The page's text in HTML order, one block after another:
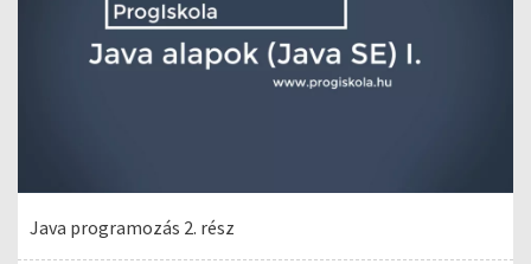
Java programozás 2. rész